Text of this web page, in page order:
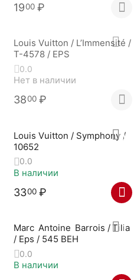
1900 ₽
Louis Vuitton / L’Immensité /
T-4578 / EPS
0.0
Нет в наличии
3800 ₽
Louis Vuitton / Symphony /
10652
0.0
В наличии
3300 ₽
Marc Antoine Barrois / Tilia
/ Eps / 545 BEH
0.0
В наличии